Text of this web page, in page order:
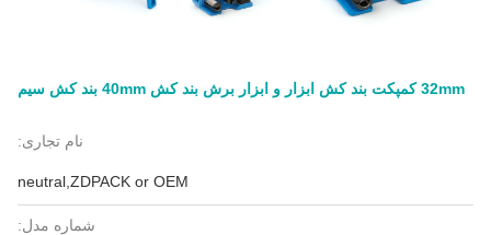
32mm کمپکت بند کش ابزار و ابزار برش بند کش 40mm بند کش سیم
نام تجاری:
neutral,ZDPACK or OEM
شماره مدل: